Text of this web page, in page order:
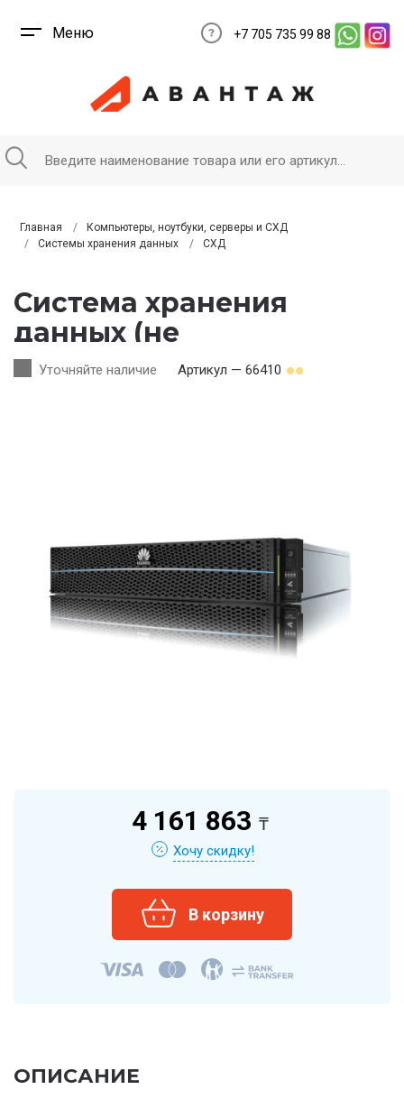
Меню +7 705 735 99 88
Главная
Компьютеры, ноутбуки, серверы и СХД
Системы хранения данных
СХД
Система хранения
данных (не
укомплектована
Уточняйте наличие Артикул — 66410
4 161 863 ₸
Хочу скидку!
ОПИСАНИЕ